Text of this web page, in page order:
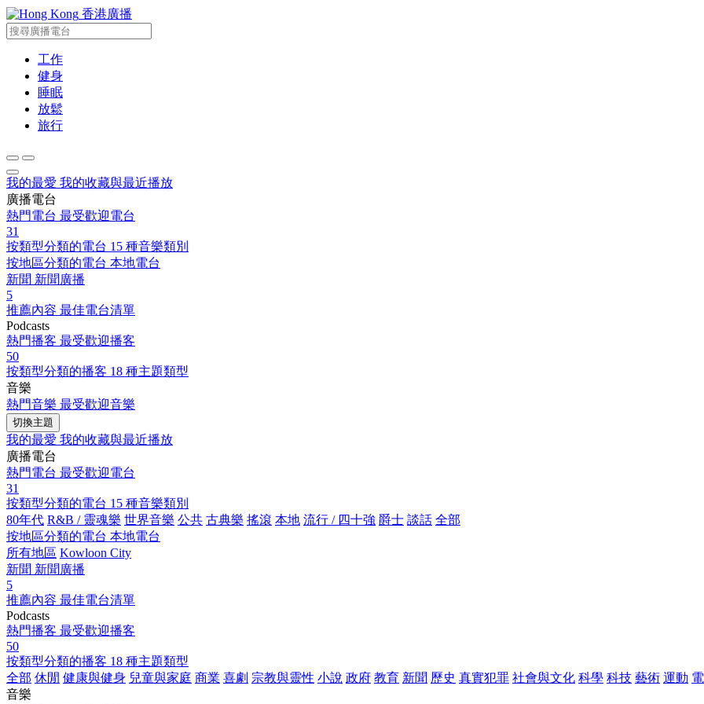
香港廣播
工作
健身
睡眠
放鬆
旅行
我的最愛 我的收藏與最近播放
廣播電台
熱門電台 最受歡迎電台
31
按類型分類的電台 15 種音樂類別
按地區分類的電台 本地電台
新聞 新聞廣播
5
推薦內容 最佳電台清單
Podcasts
熱門播客 最受歡迎播客
50
按類型分類的播客 18 種主題類型
音樂
熱門音樂 最受歡迎音樂
切換主題
我的最愛 我的收藏與最近播放
廣播電台
熱門電台 最受歡迎電台
31
按類型分類的電台 15 種音樂類別
80年代 R&B / 靈魂樂 世界音樂 公共 古典樂 搖滾 本地 流行 / 四十強 爵士 談話 全部
按地區分類的電台 本地電台
所有地區 Kowloon City
新聞 新聞廣播
5
推薦內容 最佳電台清單
Podcasts
熱門播客 最受歡迎播客
50
按類型分類的播客 18 種主題類型
全部 休閒 健康與健身 兒童與家庭 商業 喜劇 宗教與靈性 小說 政府 教育 新聞 歷史 真實犯罪 社會與文化 科學 科技 藝術 運動
音樂